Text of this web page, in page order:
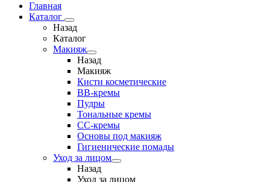
Главная
Каталог
Назад
Каталог
Макияж
Назад
Макияж
Кисти косметические
BB-кремы
Пудры
Тональные кремы
CC-кремы
Основы под макияж
Гигиенические помады
Уход за лицом
Назад
Уход за лицом